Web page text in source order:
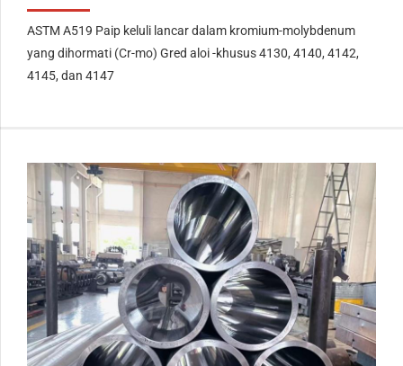
ASTM A519 Paip keluli lancar dalam kromium-molybdenum
yang dihormati (Cr-mo) Gred aloi -khusus 4130, 4140, 4142,
4145, dan 4147